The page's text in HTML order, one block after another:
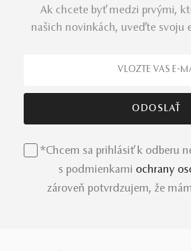
Ak chcete byť medzi prvými,
našich novinkách, uveďte svoju
*Chcem sa prihlásiť k odberu
s podmienkami ochrany
zároveň potvrdzujem, že